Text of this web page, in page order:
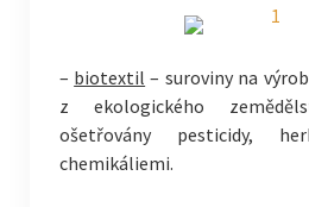
– biotextil – suroviny na
z ekologického
ošetřovány pesticidy,
chemikáliemi.